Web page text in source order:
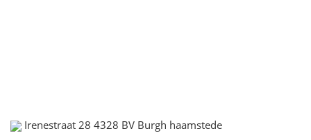
Irenestraat 28 4328 BV Burgh haamstede